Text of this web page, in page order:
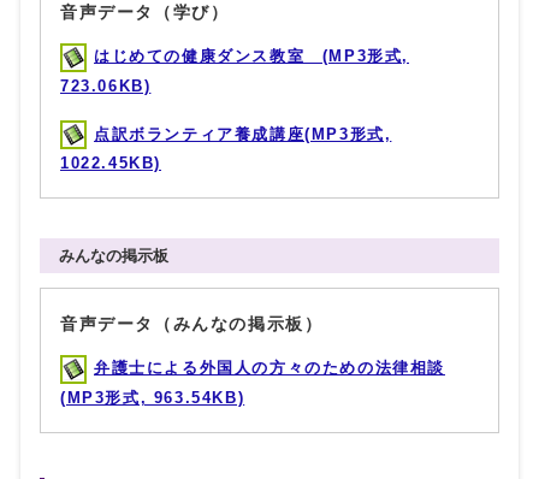
音声データ（学び）
はじめての健康ダンス教室 (MP3形式,
723.06KB)
点訳ボランティア養成講座(MP3形式,
1022.45KB)
みんなの掲示板
音声データ（みんなの掲示板）
弁護士による外国人の方々のための法律相談
(MP3形式, 963.54KB)